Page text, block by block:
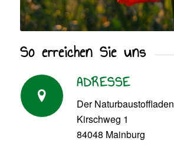
So erreichen Sie uns
ADRESSE
Der Naturbaustoffladen
Kirschweg 1
84048 Mainburg